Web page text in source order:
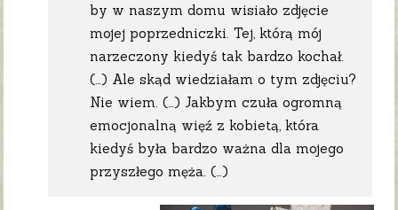
by w naszym domu wisiało zdjęcie
mojej poprzedniczki. Tej, którą mój
narzeczony kiedyś tak bardzo kochał.
(…) Ale skąd wiedziałam o tym zdjęciu?
Nie wiem. (…) Jakbym czuła ogromną
emocjonalną więź z kobietą, która
kiedyś była bardzo ważna dla mojego
przyszłego męża. (…)